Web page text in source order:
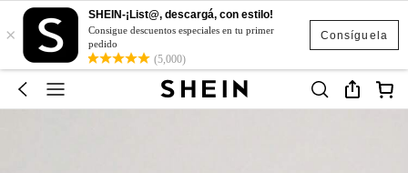
Consíguela
×
SHEIN-¡List@, descargá, con estilo!
Consigue descuentos especiales en tu primer
pedido
(5,000)